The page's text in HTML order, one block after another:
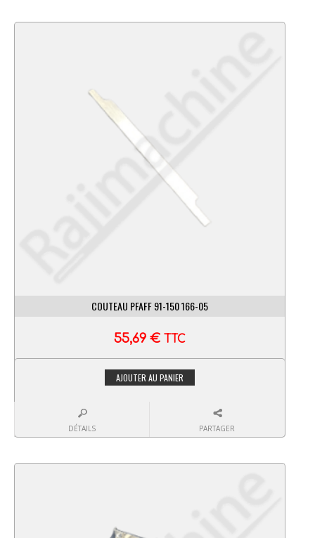
COUTEAU PFAFF 91-150 166-05
55,69 € TTC
AJOUTER AU PANIER
DÉTAILS PARTAGER